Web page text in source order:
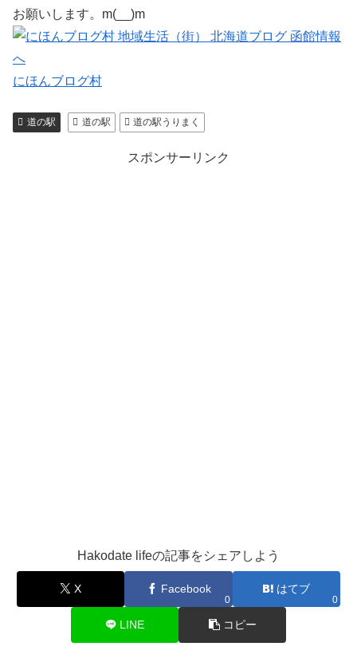
お願いします。m(__)m
にほんブログ村
道の駅 道の駅 道の駅うりまく
スポンサーリンク
Hakodate lifeの記事をシェアしよう
X Facebook
0
はてブ
0
LINE コピー